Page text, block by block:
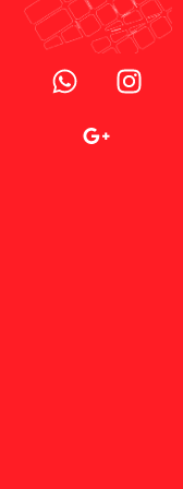
W
h
I
n
o
g